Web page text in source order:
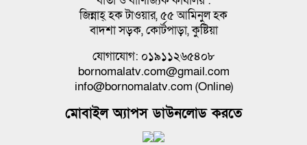
জিন্নাহ্ হক টাওয়ার, ৫৫ আমিনুল হক
বাদশা সড়ক, কোর্টপাড়া, কুষ্টিয়া
যোগাযোগ: ০১৯১১২৬৫৪০৮
bornomalatv.com@gmail.com
info@bornomalatv.com (Online)
মোবাইল অ্যাপস ডাউনলোড করতে